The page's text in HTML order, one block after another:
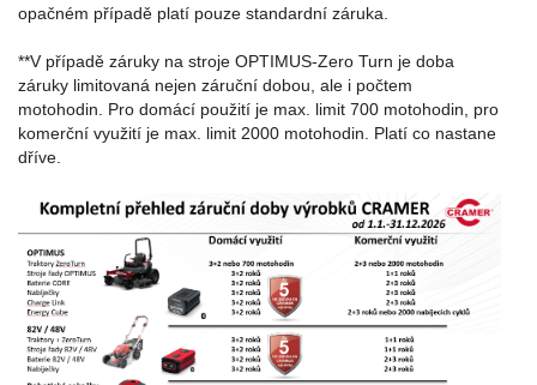
opačném případě platí pouze standardní záruka.
**V případě záruky na stroje OPTIMUS-Zero Turn je doba
záruky limitovaná nejen záruční dobou, ale i počtem
motohodin. Pro domácí použití je max. limit 700 motohodin, pro
komerční využití je max. limit 2000 motohodin. Platí co nastane
dříve.